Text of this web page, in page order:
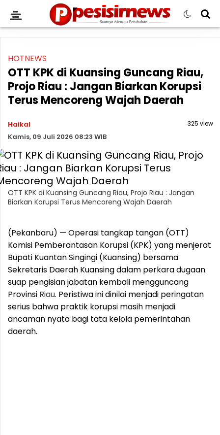
HOTNEWS
OTT KPK di Kuansing Guncang Riau,
Projo Riau : Jangan Biarkan Korupsi
Terus Mencoreng Wajah Daerah
Haikal
Kamis, 09 Juli 2026 08:23 WIB
325 view
OTT KPK di Kuansing Guncang Riau, Projo Riau : Jangan
Biarkan Korupsi Terus Mencoreng Wajah Daerah
(Pekanbaru) — Operasi tangkap tangan (OTT)
Komisi Pemberantasan Korupsi (KPK) yang menjerat
Bupati Kuantan Singingi (Kuansing) bersama
Sekretaris Daerah Kuansing dalam perkara dugaan
suap pengisian jabatan kembali mengguncang
Provinsi Riau. Peristiwa ini dinilai menjadi peringatan
serius bahwa praktik korupsi masih menjadi
ancaman nyata bagi tata kelola pemerintahan
daerah.